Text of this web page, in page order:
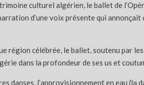
culturel algérien, le ballet de
d’une voix présente qui
région célébrée, le ballet, soutenu par
dans la profondeur de ses us et
danses, l’approvisionnement en eau